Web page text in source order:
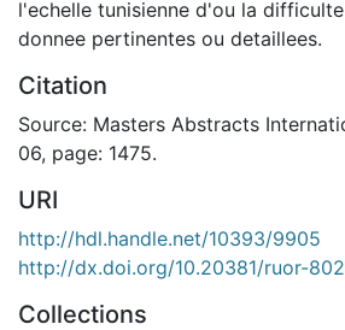
l'echelle tunisienne d'ou la
donnee pertinentes ou detaillees.
Citation
Source: Masters Abstracts
06, page: 1475.
URI
http://hdl.handle.net/10393/9905
http://dx.doi.org/10.20381/ruor-
Collections